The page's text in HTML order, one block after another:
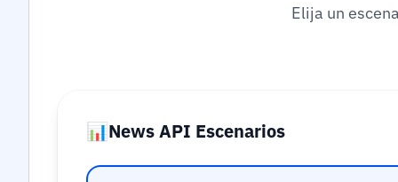
Elija un
📊News API Escenarios